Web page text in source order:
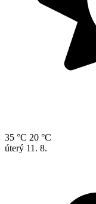
35 °C 20 °C
úterý 11. 8.